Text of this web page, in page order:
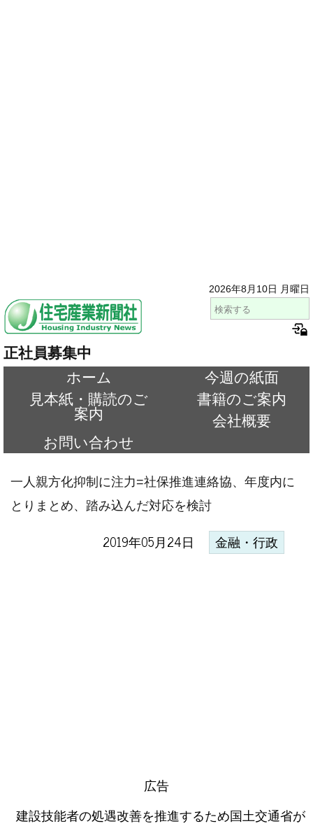
2026年8月10日 月曜日
正社員募集中
ホーム
今週の紙面
見本紙・購読のご
案内
書籍のご案内
会社概要
お問い合わせ
一人親方化抑制に注力=社保推進連絡協、年度内に
とりまとめ、踏み込んだ対応を検討
2019年05月24日 金融・行政
広告
建設技能者の処遇改善を推進するため国土交通省が